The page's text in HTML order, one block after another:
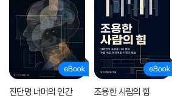
진단명 너머의 인간 조용한 사람의 힘